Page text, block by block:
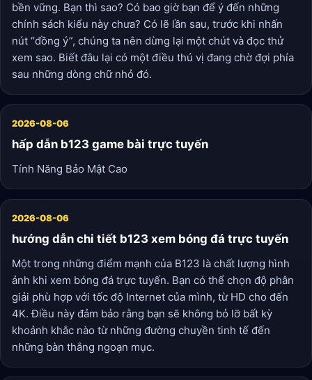
bền vững. Bạn thì sao? Có bao giờ bạn để ý đến những
chính sách kiểu này chưa? Có lẽ lần sau, trước khi nhấn
nút “đồng ý”, chúng ta nên dừng lại một chút và đọc thử
xem sao. Biết đâu lại có một điều thú vị đang chờ đợi phía
sau những dòng chữ nhỏ đó.
2026-08-06
hấp dẫn b123 game bài trực tuyến
Tính Năng Bảo Mật Cao
2026-08-06
hướng dẫn chi tiết b123 xem bóng đá trực tuyến
Một trong những điểm mạnh của B123 là chất lượng hình
ảnh khi xem bóng đá trực tuyến. Bạn có thể chọn độ phân
giải phù hợp với tốc độ Internet của mình, từ HD cho đến
4K. Điều này đảm bảo rằng bạn sẽ không bỏ lỡ bất kỳ
khoảnh khắc nào từ những đường chuyền tinh tế đến
những bàn thắng ngoạn mục.